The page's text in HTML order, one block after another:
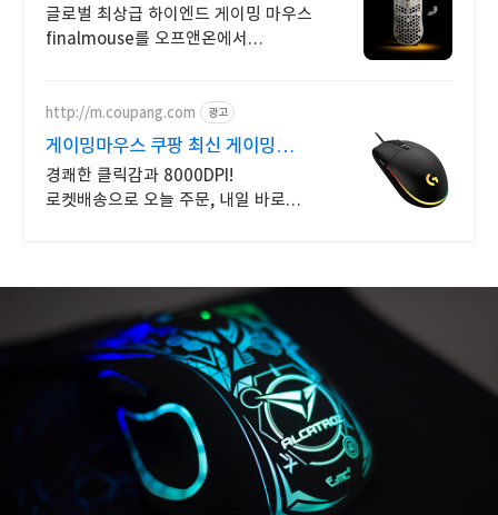
8,000Hz
글로벌 최상급 하이엔드 게이밍 마우스
finalmouse를 오프앤온에서
http://m.coupang.com 광고
게이밍마우스 쿠팡 최신 게이밍
마우스
경쾌한 클릭감과 8000DPI!
로켓배송으로 오늘 주문, 내일 바로